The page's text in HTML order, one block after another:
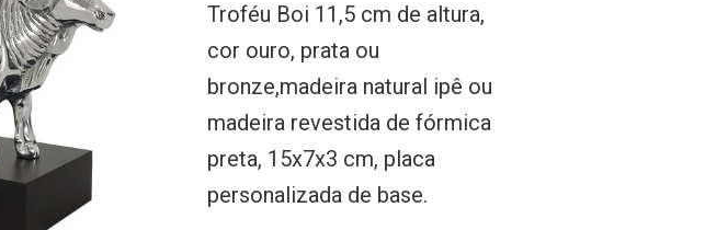
Troféu Boi 11,5 cm de altura,
cor ouro, prata ou
bronze,madeira natural ipê ou
madeira revestida de fórmica
preta, 15x7x3 cm, placa
personalizada de base.